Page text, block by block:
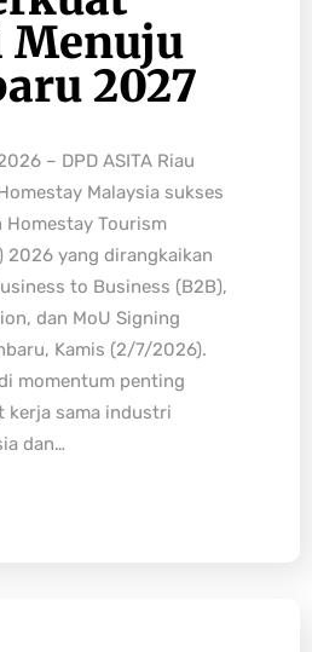
Menuju
2027
– DPD ASITA Riau
Malaysia sukses
Homestay Tourism
2026 yang dirangkaikan
to Business (B2B),
dan MoU Signing
Kamis (2/7/2026).
momentum penting
kerja sama industri
dan…